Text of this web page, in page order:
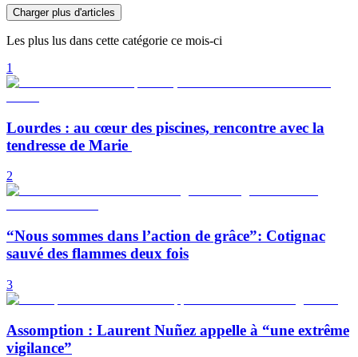
Charger plus d'articles
Les plus lus dans cette catégorie ce mois-ci
1
Lourdes : au cœur des piscines, rencontre avec la
tendresse de Marie
2
“Nous sommes dans l’action de grâce”: Cotignac
sauvé des flammes deux fois
3
Assomption : Laurent Nuñez appelle à “une extrême
vigilance”